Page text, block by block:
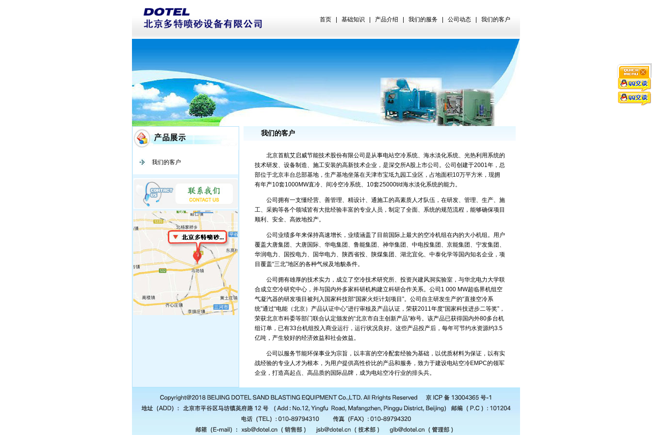
首页 基础知识 产品介绍 我们的服务 公司动态 我们的客户
我们的客户
我们的客户
北京首航艾启威节能技术股份有限公司是从事电站空冷系统、海水淡化系统、光热利用系统的
技术研发、设备制造、施工安装的高新技术企业，是深交所A股上市公司。公司创建于2001年，总
部位于北京丰台总部基地，生产基地坐落在天津市宝坻九园工业区，占地面积10万平方米，现拥
有年产10套1000MW直冷、间冷空冷系统、10套25000t/d海水淡化系统的能力。
公司拥有一支懂经营、善管理、精设计、通施工的高素质人才队伍，在研发、管理、生产、施
工、采购等各个领域皆有大批经验丰富的专业人员，制定了全面、系统的规范流程，能够确保项目
顺利、安全、高效地投产。
公司业绩多年来保持高速增长，业绩涵盖了目前国际上最大的空冷机组在内的大小机组。用户
覆盖大唐集团、大唐国际、华电集团、鲁能集团、神华集团、中电投集团、京能集团、宁发集团、
华润电力、国投电力、国华电力、陕西省投、陕煤集团、湖北宜化、中泰化学等国内知名企业，项
目覆盖“三北”地区的各种气候及地貌条件。
公司拥有雄厚的技术实力，成立了空冷技术研究所、投资兴建风洞实验室，与华北电力大学联
合成立空冷研究中心，并与国内外多家科研机构建立科研合作关系。公司1 000 MW超临界机组空
气凝汽器的研发项目被列入国家科技部“国家火炬计划项目”。公司自主研发生产的“直接空冷系
统”通过“电能（北京）产品认证中心”进行审核及产品认证，荣获2011年度“国家科技进步二等奖”，
荣获北京市科委等部门联合认定颁发的“北京市自主创新产品”称号。该产品已获得国内外80多台机
组订单，已有33台机组投入商业运行，运行状况良好。这些产品投产后，每年可节约水资源约3.5
亿吨，产生较好的经济效益和社会效益。
公司以服务节能环保事业为宗旨，以丰富的空冷配套经验为基础，以优质材料为保证，以有实
战经验的专业人才为根本，为用户提供高性价比的产品和服务，致力于建设电站空冷EMPC的领军
企业，打造高起点、高品质的国际品牌，成为电站空冷行业的排头兵。